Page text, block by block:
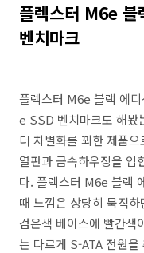
플렉스터 M6e
벤치마크
플렉스터 M6e 블랙 에
e SSD 벤치마크도 해봤
더 차별화를 꾀한 제품
열판과 금속하우징을 입
다. 플렉스터 M6e 블랙
때 느낌은 상당히 묵직
검은색 베이스에 빨간색
는 다르게 S-ATA 전원